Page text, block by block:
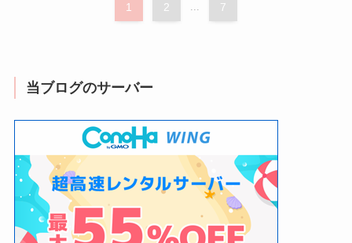
1 2 ... 7
当ブログのサーバー